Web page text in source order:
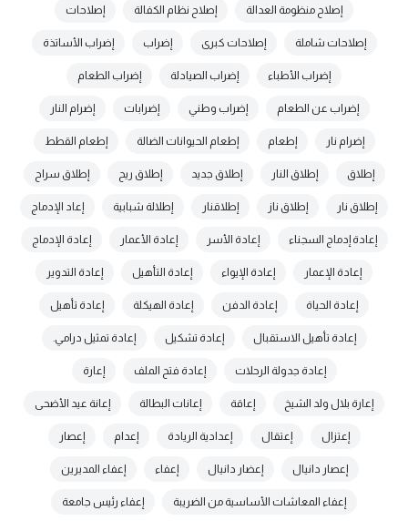
إصلاح منظومة العدالة إصلاح نظام الكفالة إصلاحات
إصلاحات شاملة إصلاحات كبرى إضراب إضراب الأساتذة
إضراب الأطباء إضراب الصيادلة إضراب الطعام
إضراب عن الطعام إضراب وطني إضرابات إضرام النار
إضرام نار إطعام إطعام الحيوانات الضالة إطعام القطط
إطلاق إطلاق النار إطلاق جديد إطلاق ريح إطلاق سراح
إطلاق نار إطلاق ناز إطلاقنار إطلالة شبابية إعاد الإدماج
إعادة إدماج السجناء إعادة الأسر إعادة الأعمار إعادة الإدماج
إعادة الإعمار إعادة الإيواء إعادة التأهيل إعادة التدوير
إعادة الحياة إعادة الدفن إعادة الهيكلة إعادة تأهيل
إعادة تأهيل الاستقبال إعادة تشكيل إعادة تمثيل درامي.
إعادة جدولة الرحلات إعادة فتح الملف إعارة
إعارة بلال ولد الشيخ إعاقة إعانات البطالة إعانة عيد الأضحى
إعتزال إعتقال إعدادية الريادة إعدام إعصار
إعصار دانيال إعضار دانيال إعفاء إعفاء المديرين
إعفاء المعاشات الأساسية من الضريبة إعفاء رئيس جامعة